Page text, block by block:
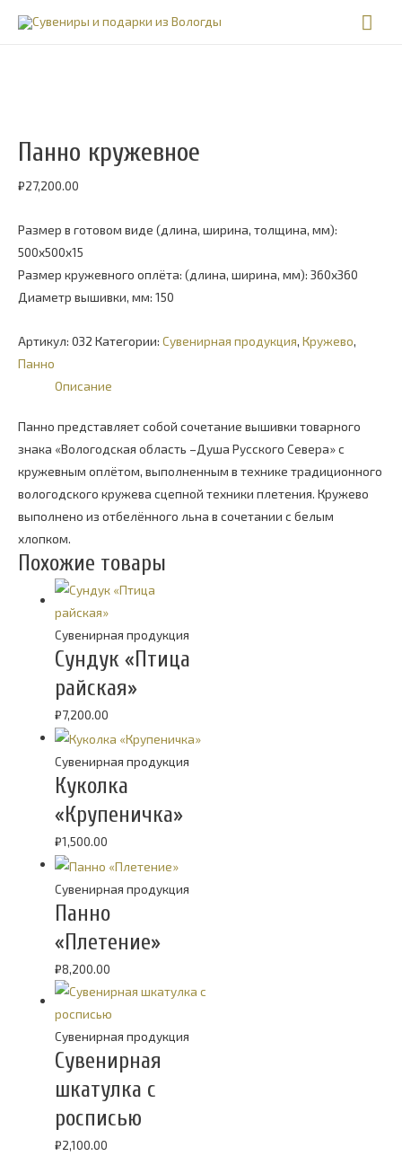
Панно кружевное
₽27,200.00
Размер в готовом виде (длина, ширина, толщина, мм):
500х500х15
Размер кружевного оплёта: (длина, ширина, мм): 360х360
Диаметр вышивки, мм: 150
Артикул: 032 Категории: Cувенирная продукция, Кружево,
Панно
Описание
Панно представляет собой сочетание вышивки товарного
знака «Вологодская область –Душа Русского Севера» с
кружевным оплётом, выполненным в технике традиционного
вологодского кружева сцепной техники плетения. Кружево
выполнено из отбелённого льна в сочетании с белым
хлопком.
Похожие товары
Cувенирная продукция
Сундук «Птица
райская»
₽7,200.00
Cувенирная продукция
Куколка
«Крупеничка»
₽1,500.00
Cувенирная продукция
Панно
«Плетение»
₽8,200.00
Cувенирная продукция
Сувенирная
шкатулка с
росписью
₽2,100.00